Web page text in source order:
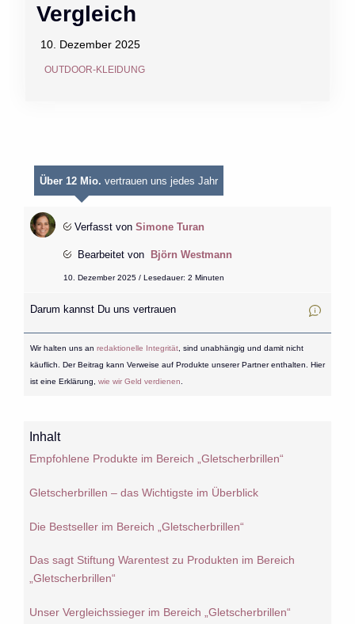
Vergleich
10. Dezember 2025
OUTDOOR-KLEIDUNG
Über 12 Mio. vertrauen uns jedes Jahr
Verfasst von Simone Turan
Bearbeitet von Björn Westmann
10. Dezember 2025 / Lesedauer: 2 Minuten
Darum kannst Du uns vertrauen
Wir halten uns an redaktionelle Integrität, sind unabhängig und damit nicht
käuflich. Der Beitrag kann Verweise auf Produkte unserer Partner enthalten. Hier
ist eine Erklärung, wie wir Geld verdienen
Inhalt
Empfohlene Produkte im Bereich „Gletscherbrillen“
Gletscherbrillen – das Wichtigste im Überblick
Die Bestseller im Bereich „Gletscherbrillen“
Das sagt Stiftung Warentest zu Produkten im Bereich
„Gletscherbrillen“
Unser Vergleichssieger im Bereich „Gletscherbrillen“